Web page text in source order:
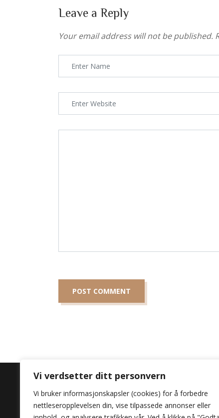
Vi verdsetter ditt personvern
Vi bruker informasjonskapsler (cookies) for å forbedre
nettleseropplevelsen din, vise tilpassede annonser eller
Leave a Reply
Your email address will not be published.
Opplev